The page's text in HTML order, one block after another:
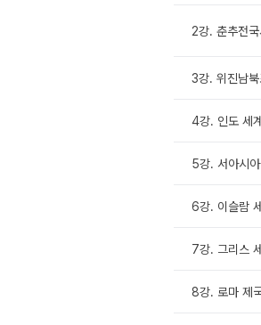
2강. 춘추전
3강. 위진남
4강. 인도 세
5강. 서아시
6강. 이슬람
7강. 그리스
8강. 로마 제